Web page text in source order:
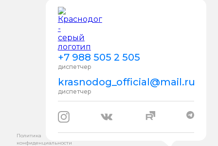
+7 988 505 2 505
диспетчер
krasnodog_official@mail.ru
диспетчер
Политика
конфиденциальности